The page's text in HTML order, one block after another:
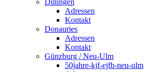
Dillingen
Adressen
Kontakt
Donauries
Adressen
Kontakt
Günzburg / Neu-Ulm
50jahre-kjf-ejfb-neu-ulm